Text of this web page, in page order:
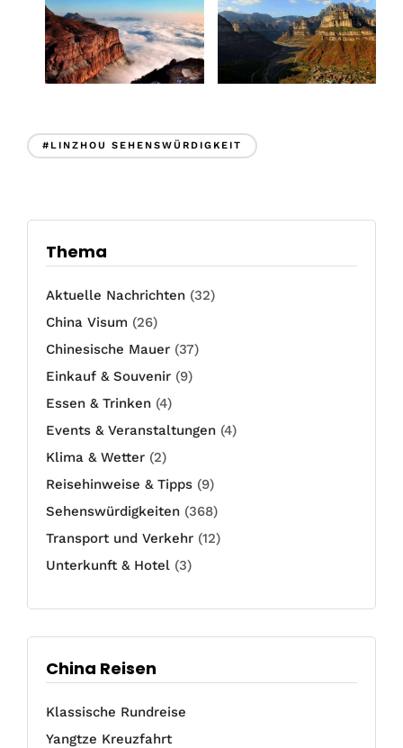
#LINZHOU SEHENSWÜRDIGKEIT
Thema
Aktuelle Nachrichten (32)
China Visum (26)
Chinesische Mauer (37)
Einkauf & Souvenir (9)
Essen & Trinken (4)
Events & Veranstaltungen (4)
Klima & Wetter (2)
Reisehinweise & Tipps (9)
Sehenswürdigkeiten (368)
Transport und Verkehr (12)
Unterkunft & Hotel (3)
China Reisen
Klassische Rundreise
Yangtze Kreuzfahrt